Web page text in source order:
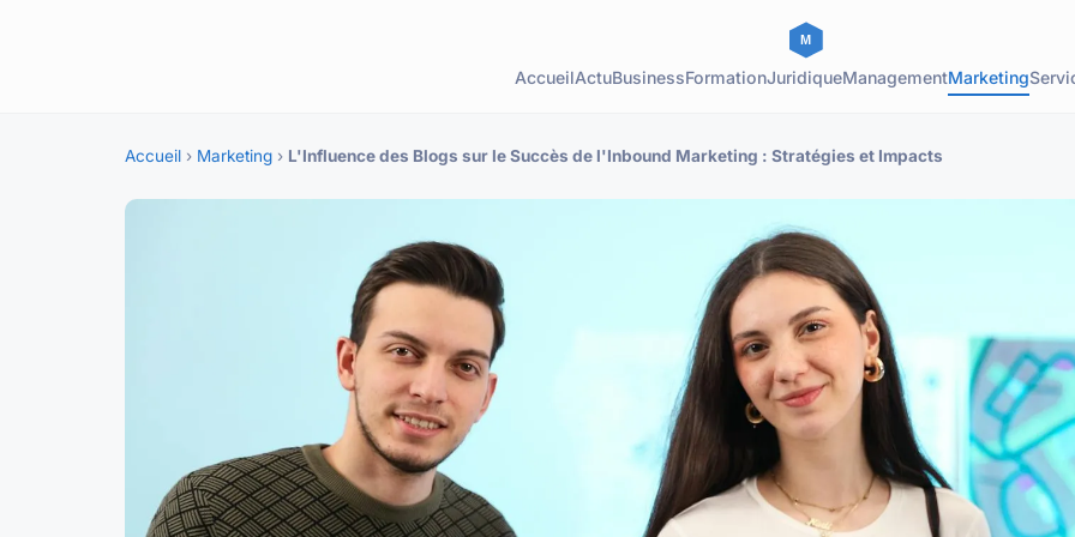
AccueilActuBusinessFormationJuridiqueManagementMarketing
Accueil › Marketing › L'Influence des Blogs sur le Succès de l'Inbound Marketing : Stratégies et Impacts